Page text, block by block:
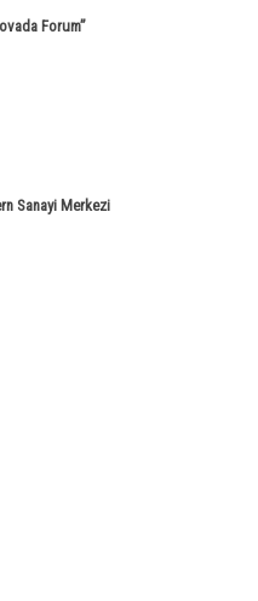
Forum”
Sanayi Merkezi